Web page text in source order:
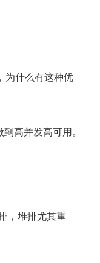
为什么有这种优
高并发高可用。
，堆排尤其重